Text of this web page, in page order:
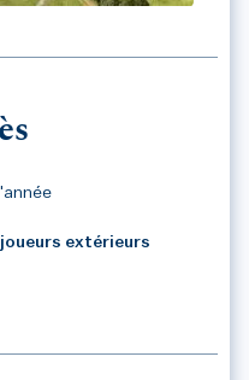
extérieurs